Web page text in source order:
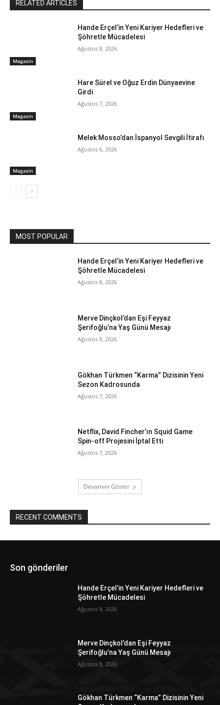
RELATED ARTICLES
Magazin
Hande Erçel’in Yeni Kariyer Hedefleri ve
Şöhretle Mücadelesi
Ağustos 8, 2026
Magazin
Hare Sürel ve Oğuz Erdin Dünyaevine
Girdi
Ağustos 7, 2026
Magazin
Melek Mosso’dan İspanyol Sevgili İtirafı
Ağustos 6, 2026
MOST POPULAR
Hande Erçel’in Yeni Kariyer Hedefleri ve
Şöhretle Mücadelesi
Ağustos 8, 2026
Merve Dinçkol’dan Eşi Feyyaz
Şerifoğlu’na Yaş Günü Mesajı
Ağustos 8, 2026
Gökhan Türkmen “Karma” Dizisinin Yeni
Sezon Kadrosunda
Ağustos 7, 2026
Netflix, David Fincher’ın Squid Game
Spin-off Projesini İptal Etti
Ağustos 7, 2026
Devamını Göster
RECENT COMMENTS
Son gönderiler
Hande Erçel’in Yeni Kariyer Hedefleri ve
Şöhretle Mücadelesi
Ağustos 8, 2026
Merve Dinçkol’dan Eşi Feyyaz
Şerifoğlu’na Yaş Günü Mesajı
Ağustos 8, 2026
Gökhan Türkmen “Karma” Dizisinin Yeni